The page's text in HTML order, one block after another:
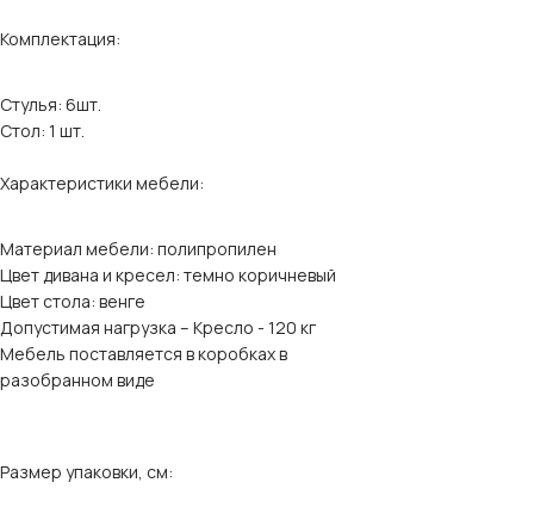
Комплектация:
Стулья: 6шт.
Стол: 1 шт.
Характеристики мебели:
Материал мебели: полипропилен
Цвет дивана и кресел: темно коричневый
Цвет стола: венге
Допустимая нагрузка – Кресло - 120 кг
Мебель поставляется в коробках в
разобранном виде
Размер упаковки, см: